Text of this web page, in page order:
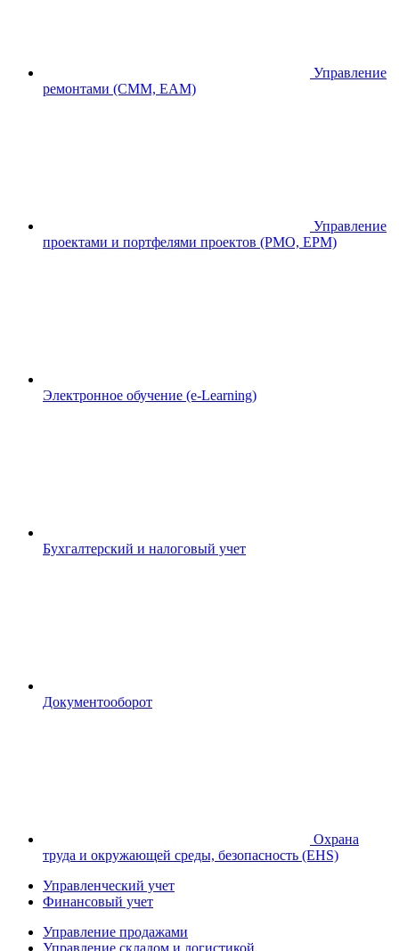
Управление
ремонтами (CMM, EAM)
Управление
проектами и портфелями проектов (PMO, EPM)
Электронное обучение (e-Learning)
Бухгалтерский и налоговый учет
Документооборот
Охрана
труда и окружающей среды, безопасность (EHS)
Управленческий учет
Финансовый учет
Управление продажами
Управление складом и логистикой